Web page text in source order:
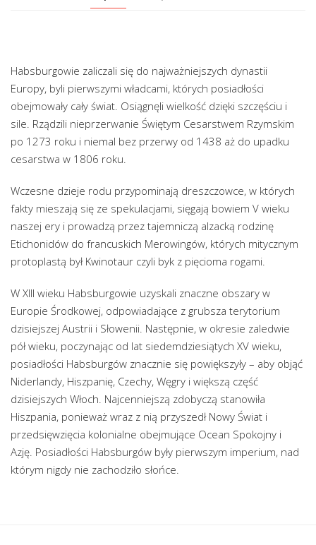
Habsburgowie zaliczali się do najważniejszych dynastii
Europy, byli pierwszymi władcami, których posiadłości
obejmowały cały świat. Osiągnęli wielkość dzięki szczęściu i
sile. Rządzili nieprzerwanie Świętym Cesarstwem Rzymskim
po 1273 roku i niemal bez przerwy od 1438 aż do upadku
cesarstwa w 1806 roku.
Wczesne dzieje rodu przypominają dreszczowce, w których
fakty mieszają się ze spekulacjami, sięgają bowiem V wieku
naszej ery i prowadzą przez tajemniczą alzacką rodzinę
Etichonidów do francuskich Merowingów, których mitycznym
protoplastą był Kwinotaur czyli byk z pięcioma rogami.
W XIII wieku Habsburgowie uzyskali znaczne obszary w
Europie Środkowej, odpowiadające z grubsza terytorium
dzisiejszej Austrii i Słowenii. Następnie, w okresie zaledwie
pół wieku, poczynając od lat siedemdziesiątych XV wieku,
posiadłości Habsburgów znacznie się powiększyły – aby objąć
Niderlandy, Hiszpanię, Czechy, Węgry i większą część
dzisiejszych Włoch. Najcenniejszą zdobyczą stanowiła
Hiszpania, ponieważ wraz z nią przyszedł Nowy Świat i
przedsięwzięcia kolonialne obejmujące Ocean Spokojny i
Azję. Posiadłości Habsburgów były pierwszym imperium, nad
którym nigdy nie zachodziło słońce.